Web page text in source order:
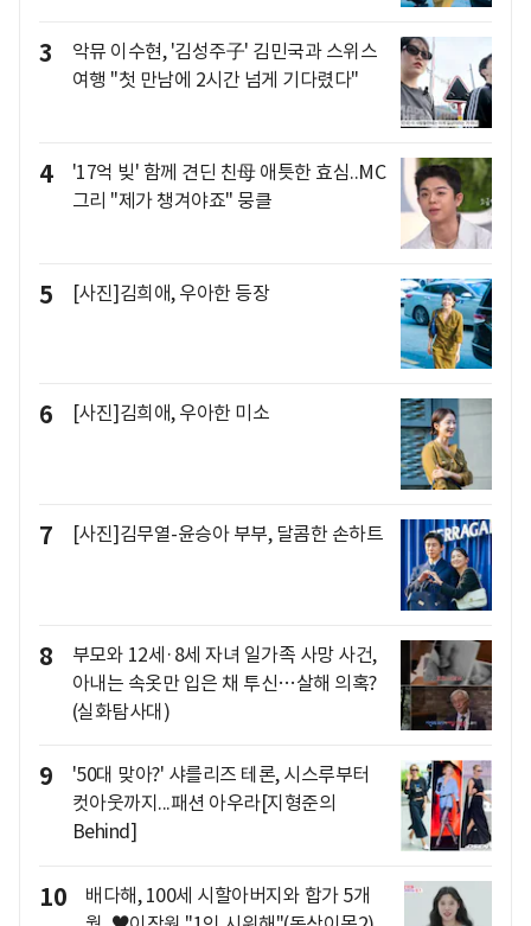
3
악뮤 이수현, '김성주子' 김민국과 스위스
여행 "첫 만남에 2시간 넘게 기다렸다"
4
'17억 빚' 함께 견딘 친母 애틋한 효심..MC
그리 "제가 챙겨야죠" 뭉클
5 [사진]김희애, 우아한 등장
6 [사진]김희애, 우아한 미소
7 [사진]김무열-윤승아 부부, 달콤한 손하트
8
부모와 12세·8세 자녀 일가족 사망 사건,
아내는 속옷만 입은 채 투신…살해 의혹?
(실화탐사대)
9
'50대 맞아?' 샤를리즈 테론, 시스루부터
컷아웃까지...패션 아우라[지형준의
Behind]
10
배다해, 100세 시할아버지와 합가 5개